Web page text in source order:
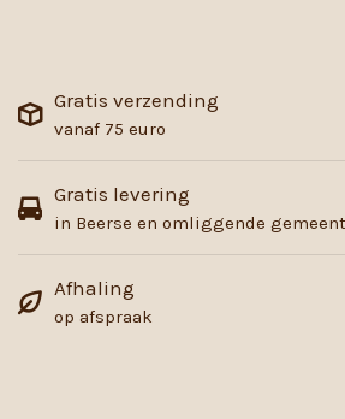
Gratis verzending
vanaf 75 euro
Gratis levering
in Beerse en omliggende
Afhaling
op afspraak